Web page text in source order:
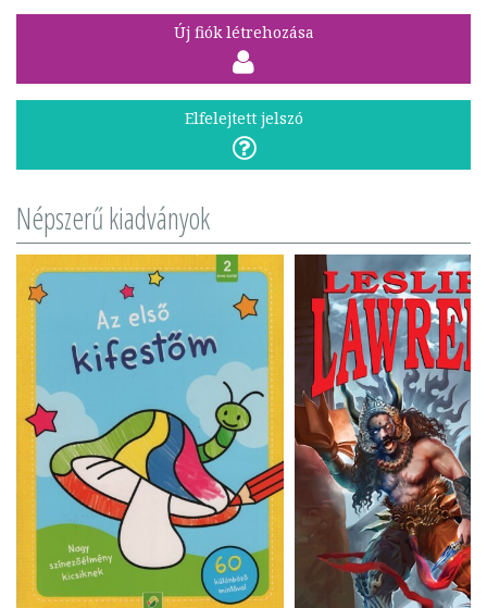
Új fiók létrehozása
Elfelejtett jelszó
Népszerű kiadványok